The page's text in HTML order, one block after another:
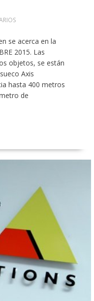
se acerca en la
2015. Las
objetos, se están
Axis
hasta 400 metros
de